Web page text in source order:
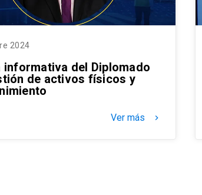
2024
informativa del Diplomado
de activos físicos y
Ver más keyboard_arrow_right